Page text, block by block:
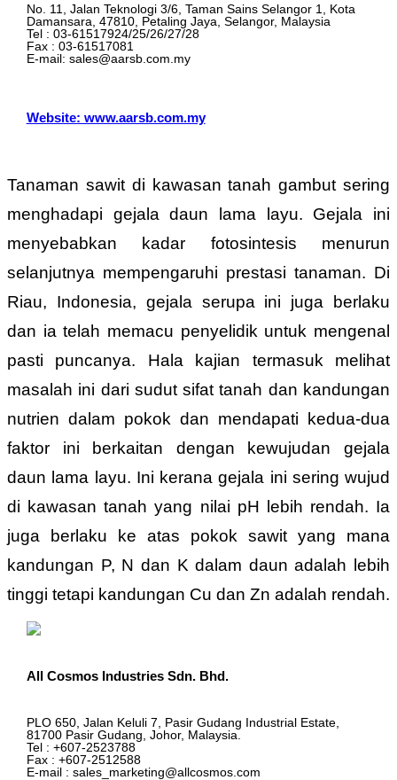
No. 11, Jalan Teknologi 3/6, Taman Sains Selangor 1, Kota
Damansara, 47810, Petaling Jaya, Selangor, Malaysia
Tel : 03-61517924/25/26/27/28
Fax : 03-61517081
E-mail: sales@aarsb.com.my
Website: www.aarsb.com.my
Tanaman sawit di kawasan tanah gambut sering
menghadapi gejala daun lama layu. Gejala ini
menyebabkan kadar fotosintesis menurun
selanjutnya mempengaruhi prestasi tanaman. Di
Riau, Indonesia, gejala serupa ini juga berlaku
dan ia telah memacu penyelidik untuk mengenal
pasti puncanya. Hala kajian termasuk melihat
masalah ini dari sudut sifat tanah dan kandungan
nutrien dalam pokok dan mendapati kedua-dua
faktor ini berkaitan dengan kewujudan gejala
daun lama layu. Ini kerana gejala ini sering wujud
di kawasan tanah yang nilai pH lebih rendah. Ia
juga berlaku ke atas pokok sawit yang mana
kandungan P, N dan K dalam daun adalah lebih
tinggi tetapi kandungan Cu dan Zn adalah rendah.
All Cosmos Industries Sdn. Bhd.
PLO 650, Jalan Keluli 7, Pasir Gudang Industrial Estate,
81700 Pasir Gudang, Johor, Malaysia.
Tel : +607-2523788
Fax : +607-2512588
E-mail : sales_marketing@allcosmos.com